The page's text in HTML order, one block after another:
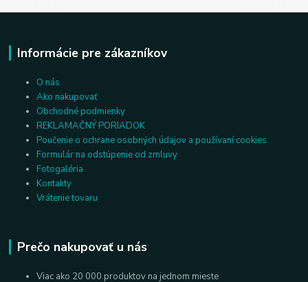
Informácie pre zákazníkov
O nás
Ako nakupovať
Obchodné podmienky
REKLAMAČNÝ PORIADOK
Poučenie o ochrane osobných údajov a používaní cookies
Formulár na odstúpenie od zmluvy
Fotogaléria
Kontakty
Vrátenie tovaru
Prečo nakupovať u nás
Viac ako 20 000 produktov na jednom mieste